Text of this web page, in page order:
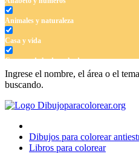
Animales y naturaleza
Casa y vida
Cuentos de hadas y hadas
Deporte
Dinosaurios
Flores
Ingrese el nombre, el área o el
buscando.
Dibujos para colorear
Libros para colorear